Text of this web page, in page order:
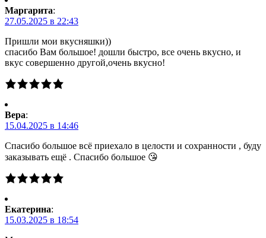
Маргарита:
27.05.2025 в 22:43
Пришли мои вкусняшки))
спасибо Вам большое! дошли быстро, все очень вкусно, и
вкус совершенно другой,очень вкусно!
Вера:
15.04.2025 в 14:46
Спасибо большое всё приехало в целости и сохранности , буду
заказывать ещё . Спасибо большое 😘
Екатерина:
15.03.2025 в 18:54